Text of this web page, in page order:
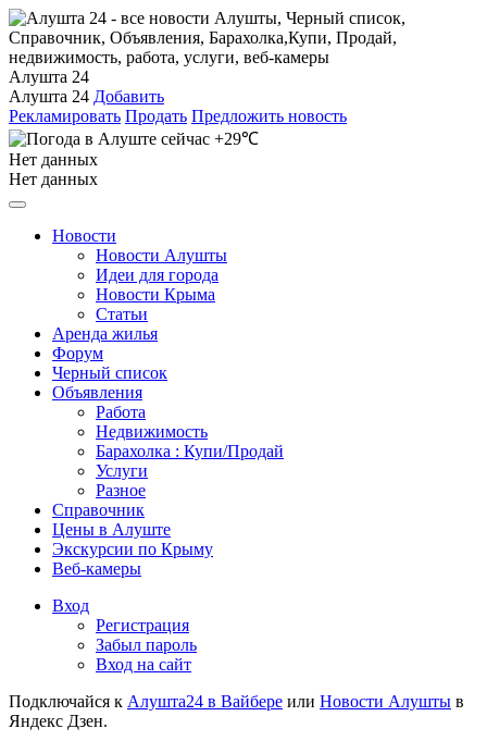
Алушта 24
Алушта 24 Добавить
Рекламировать Продать Предложить новость
+29℃
Нет данных
Нет данных
Новости
Новости Алушты
Идеи для города
Новости Крыма
Статьи
Аренда жилья
Форум
Черный список
Объявления
Работа
Недвижимость
Барахолка : Купи/Продай
Услуги
Разное
Справочник
Цены в Алуште
Экскурсии по Крыму
Веб-камеры
Вход
Регистрация
Забыл пароль
Вход на сайт
Подключайся к Алушта24 в Вайбере или Новости Алушты в
Яндекс Дзен.